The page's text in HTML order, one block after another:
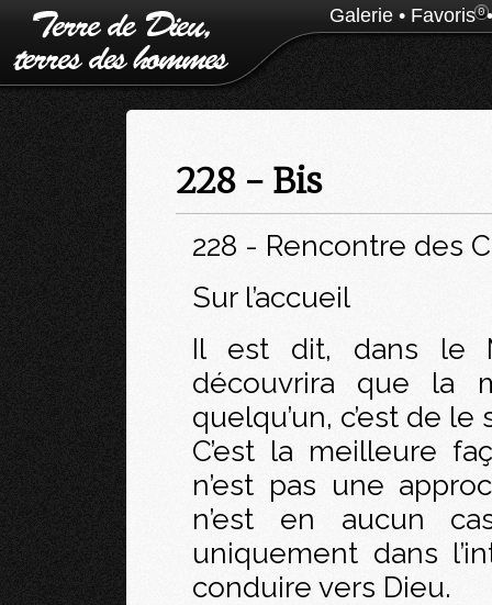
Galerie • Favoris0
228 - Bis
228 - Rencontre des
Sur l’accueil
Il est dit, dans le
découvrira que la
quelqu’un, c’est de le
C’est la meilleure
n’est pas une
n’est en aucun
uniquement dans
conduire vers Dieu.